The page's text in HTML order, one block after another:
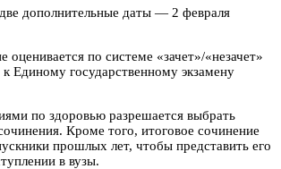
дополнительные даты — 2 февраля
оценивается по системе «зачет»/«незачет»
Единому государственному экзамену
по здоровью разрешается выбрать
Кроме того, итоговое сочинение
прошлых лет, чтобы представить его
в вузы.